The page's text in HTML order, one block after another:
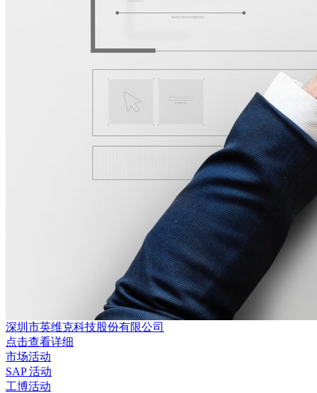
深圳市英维克科技股份有限公司
点击查看详细
市场活动
SAP 活动
工博活动